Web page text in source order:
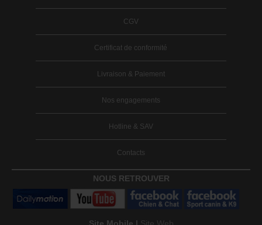
CGV
Certificat de conformité
Livraison & Paiement
Nos engagements
Hotline & SAV
Contacts
NOUS RETROUVER
Site Mobile | Site Web